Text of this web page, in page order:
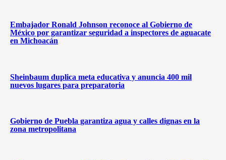
Embajador Ronald Johnson reconoce al Gobierno de
México por garantizar seguridad a inspectores de aguacate
en Michoacán
Sheinbaum duplica meta educativa y anuncia 400 mil
nuevos lugares para preparatoria
Gobierno de Puebla garantiza agua y calles dignas en la
zona metropolitana